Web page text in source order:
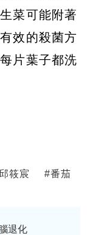
菜可能附著
效的殺菌方
片葉子都洗
筱宸 #番茄
退化